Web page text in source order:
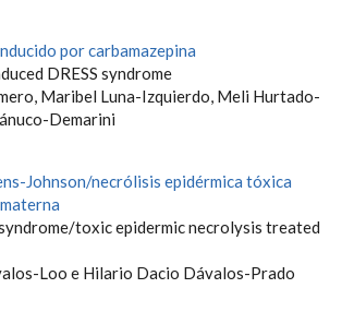
por carbamazepina
DRESS syndrome
Maribel Luna-Izquierdo, Meli Hurtado-
Demarini
Johnson/necrólisis epidérmica tóxica
toxic epidermic necrolysis treated
Loo e Hilario Dacio Dávalos-Prado